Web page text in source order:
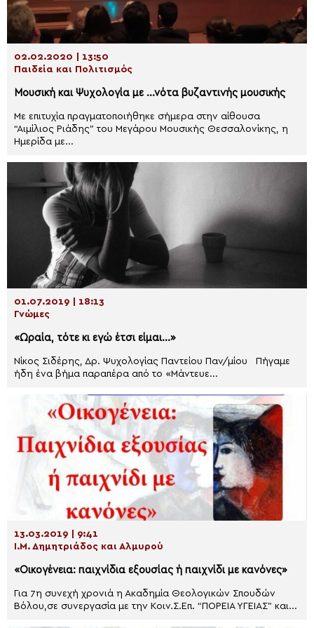
02.02.2020 | 13:50
Παιδεία και Πολιτισμός
Μουσική και Ψυχολογία με …νότα βυζαντινής μουσικής
Με επιτυχία πραγματοποιήθηκε σήμερα στην αίθουσα
“Αιμίλιος Ριάδης” του Μεγάρου Μουσικής Θεσσαλονίκης, η
Ημερίδα με...
01.07.2019 | 18:13
Γνώμες
«Ωραία, τότε κι εγώ έτσι είμαι…»
Νίκος Σιδέρης, Δρ. Ψυχολογίας Παντείου Παν/μίου Πήγαμε
ήδη ένα βήμα παραπέρα από το «Μάντευε...
13.03.2019 | 9:41
Ι.Μ. Δημητριάδος και Αλμυρού
«Οικογένεια: παιχνίδια εξουσίας ή παιχνίδι με κανόνες»
Για 7η συνεχή χρονιά η Ακαδημία Θεολογικών Σπουδών
Βόλου,σε συνεργασία με την Κοιν.Σ.Επ. “ΠΟΡΕΙΑ ΥΓΕΙΑΣ” και...